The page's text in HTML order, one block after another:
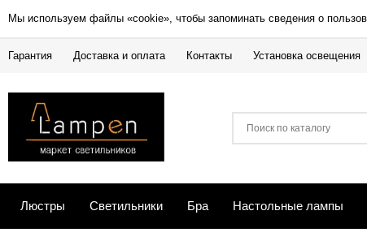
Мы используем файлы «cookie», чтобы запоминать сведения о
Гарантия Доставка и оплата Контакты Установка освещения
Люстры Светильники Бра Настольные лампы